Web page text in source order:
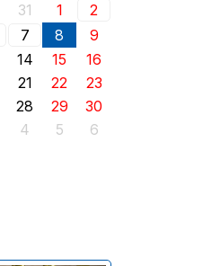
31 1
2
7 8
9
14 15
16
21 22
23
28 29
30
4 5 6